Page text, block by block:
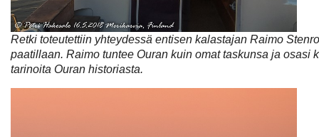
Retki toteutettiin yhteydessä entisen kalastajan Raimo
paatillaan. Raimo tuntee Ouran kuin omat taskunsa ja osasi
tarinoita Ouran historiasta.